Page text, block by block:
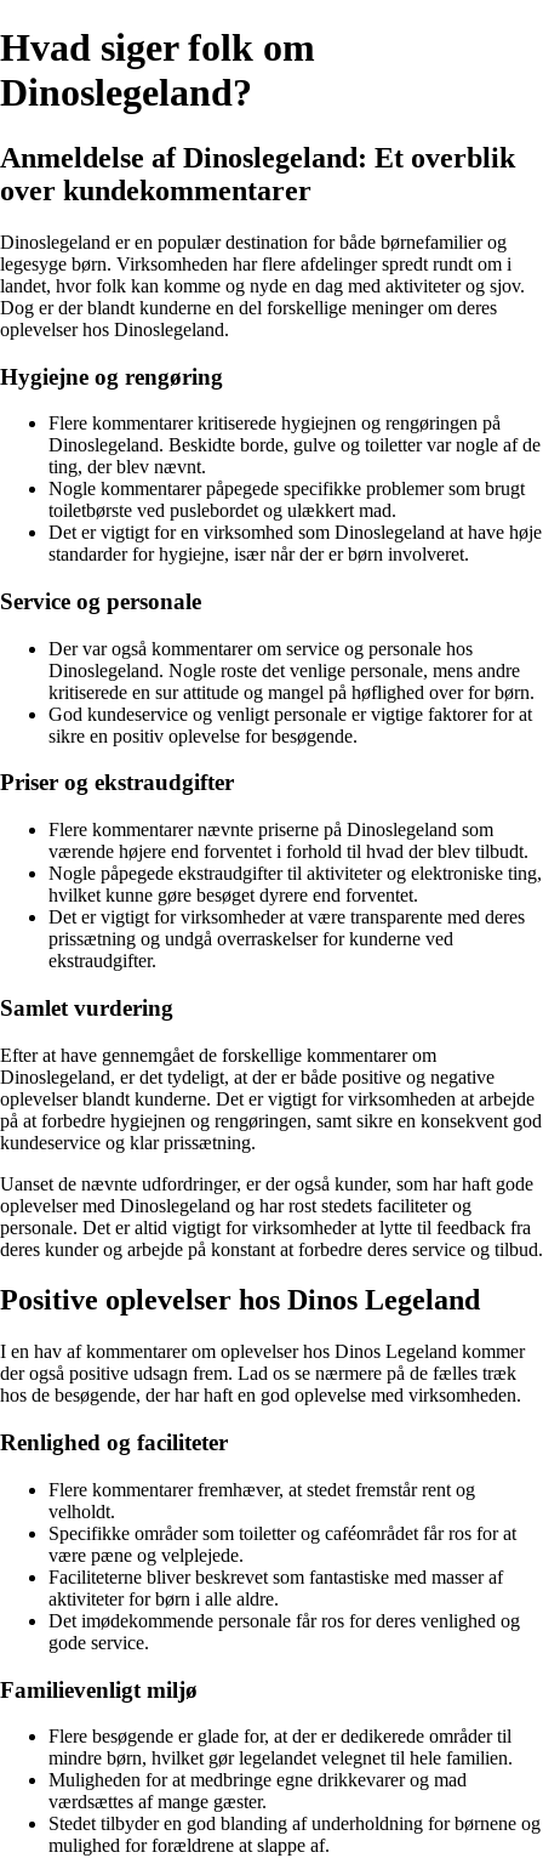
Hvad siger folk om
Dinoslegeland?
Anmeldelse af Dinoslegeland: Et overblik
over kundekommentarer
Dinoslegeland er en populær destination for både børnefamilier og
legesyge børn. Virksomheden har flere afdelinger spredt rundt om i
landet, hvor folk kan komme og nyde en dag med aktiviteter og sjov.
Dog er der blandt kunderne en del forskellige meninger om deres
oplevelser hos Dinoslegeland.
Hygiejne og rengøring
Flere kommentarer kritiserede hygiejnen og rengøringen på
Dinoslegeland. Beskidte borde, gulve og toiletter var nogle af de
ting, der blev nævnt.
Nogle kommentarer påpegede specifikke problemer som brugt
toiletbørste ved puslebordet og ulækkert mad.
Det er vigtigt for en virksomhed som Dinoslegeland at have høje
standarder for hygiejne, især når der er børn involveret.
Service og personale
Der var også kommentarer om service og personale hos
Dinoslegeland. Nogle roste det venlige personale, mens andre
kritiserede en sur attitude og mangel på høflighed over for børn.
God kundeservice og venligt personale er vigtige faktorer for at
sikre en positiv oplevelse for besøgende.
Priser og ekstraudgifter
Flere kommentarer nævnte priserne på Dinoslegeland som
værende højere end forventet i forhold til hvad der blev tilbudt.
Nogle påpegede ekstraudgifter til aktiviteter og elektroniske ting,
hvilket kunne gøre besøget dyrere end forventet.
Det er vigtigt for virksomheder at være transparente med deres
prissætning og undgå overraskelser for kunderne ved
ekstraudgifter.
Samlet vurdering
Efter at have gennemgået de forskellige kommentarer om
Dinoslegeland, er det tydeligt, at der er både positive og negative
oplevelser blandt kunderne. Det er vigtigt for virksomheden at arbejde
på at forbedre hygiejnen og rengøringen, samt sikre en konsekvent god
kundeservice og klar prissætning.
Uanset de nævnte udfordringer, er der også kunder, som har haft gode
oplevelser med Dinoslegeland og har rost stedets faciliteter og
personale. Det er altid vigtigt for virksomheder at lytte til feedback fra
deres kunder og arbejde på konstant at forbedre deres service og tilbud.
Positive oplevelser hos Dinos Legeland
I en hav af kommentarer om oplevelser hos Dinos Legeland kommer
der også positive udsagn frem. Lad os se nærmere på de fælles træk
hos de besøgende, der har haft en god oplevelse med virksomheden.
Renlighed og faciliteter
Flere kommentarer fremhæver, at stedet fremstår rent og
velholdt.
Specifikke områder som toiletter og caféområdet får ros for at
være pæne og velplejede.
Faciliteterne bliver beskrevet som fantastiske med masser af
aktiviteter for børn i alle aldre.
Det imødekommende personale får ros for deres venlighed og
gode service.
Familievenligt miljø
Flere besøgende er glade for, at der er dedikerede områder til
mindre børn, hvilket gør legelandet velegnet til hele familien.
Muligheden for at medbringe egne drikkevarer og mad
værdsættes af mange gæster.
Stedet tilbyder en god blanding af underholdning for børnene og
mulighed for forældrene at slappe af.